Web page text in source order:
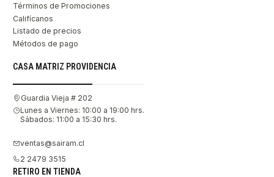
Términos de Promociones
Califícanos
Listado de precios
Métodos de pago
CASA MATRIZ PROVIDENCIA
Guardia Vieja # 202
Lunes a Viernes: 10:00 a 19:00 hrs.
Sábados: 11:00 a 15:30 hrs.
ventas@sairam.cl
2 2479 3515
RETIRO EN TIENDA